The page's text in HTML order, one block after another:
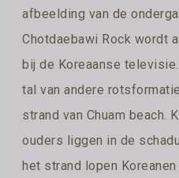
afbeelding van de
Chotdaebawi Rock wordt
bij de Koreaanse
tal van andere
strand van Chuam beach.
ouders liggen in de
het strand lopen